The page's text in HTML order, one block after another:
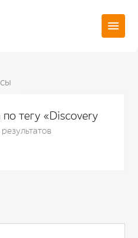
по тегу «Discovery